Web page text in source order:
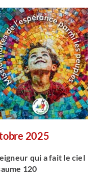
2025
qui a fait le ciel
120